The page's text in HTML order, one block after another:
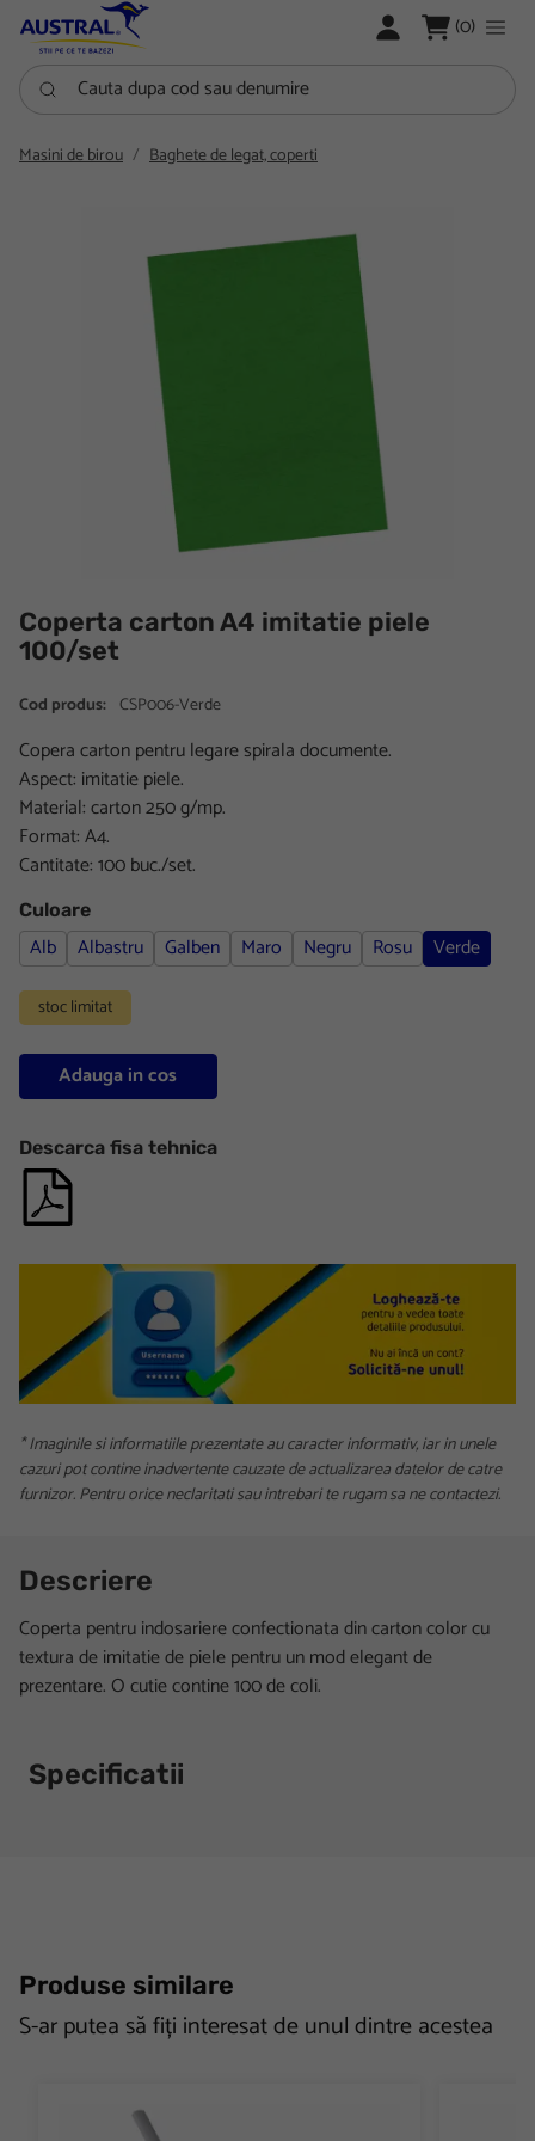
LOGARE (0)
Cauta dupa cod sau denumire
Masini de birou Baghete de legat, coperti
Coperta carton A4 imitatie piele
100/set
Cod produs: CSP006-Verde
Copera carton pentru legare spirala documente.
Aspect: imitatie piele.
Material: carton 250 g/mp.
Format: A4.
Cantitate: 100 buc./set.
Culoare
Alb Albastru Galben Maro Negru Rosu Verde
stoc limitat
Adauga in cos
Descarca fisa tehnica
* Imaginile si informatiile prezentate au caracter informativ, iar in unele
cazuri pot contine inadvertente cauzate de actualizarea datelor de catre
furnizor. Pentru orice neclaritati sau intrebari te rugam sa ne contactezi.
Descriere
Coperta pentru indosariere confectionata din carton color cu
textura de imitatie de piele pentru un mod elegant de
prezentare. O cutie contine 100 de coli.
Specificatii
Produse similare
S-ar putea să fiți interesat de unul dintre acestea